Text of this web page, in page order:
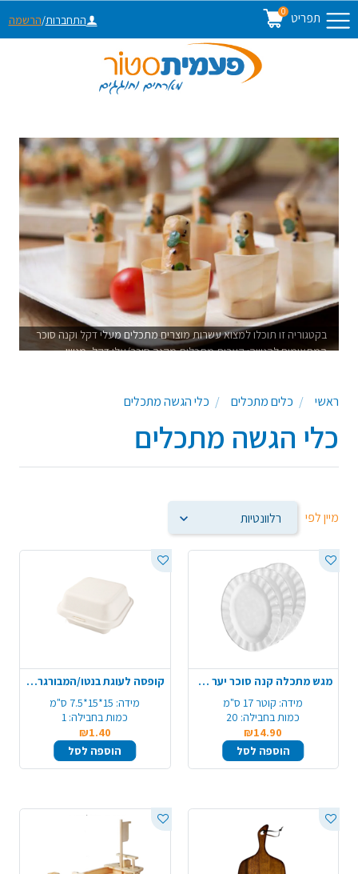
תפריט 0
התחברות/הרשמה
בקטגוריה זו תוכלו למצוא עשרות מוצרים מתכלים מעלי דקל וקנה סוכר
המתאימים להגשה: קערות מתכלות מקנה סוכר/עלי דקל, מגשי
משלימים ידידותיים לסביבה המתאימים לעיצוב שולחן לימי הולדת, עיצובראשי כלים מתכלים כלי הגשה מתכלים
כלי הגשה מתכלים
מיין לפי
מגש מתכלה קנה סוכר יער 10 יח' - טבעי
מידה: קוטר 17 ס"מ
כמות בחבילה: 20
₪14.90
הוספה לסל
קופסה לעוגת בנטו/המבורגר קנה סוכר
מידה: 15*15*7.5 ס"מ
כמות בחבילה: 1
₪1.40
הוספה לסל